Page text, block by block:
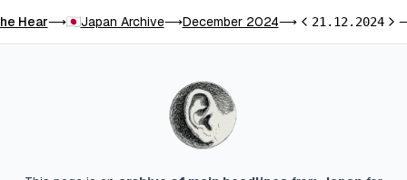
Hear⟶ Japan Archive⟶December 2024⟶Previous day
21.12.2024